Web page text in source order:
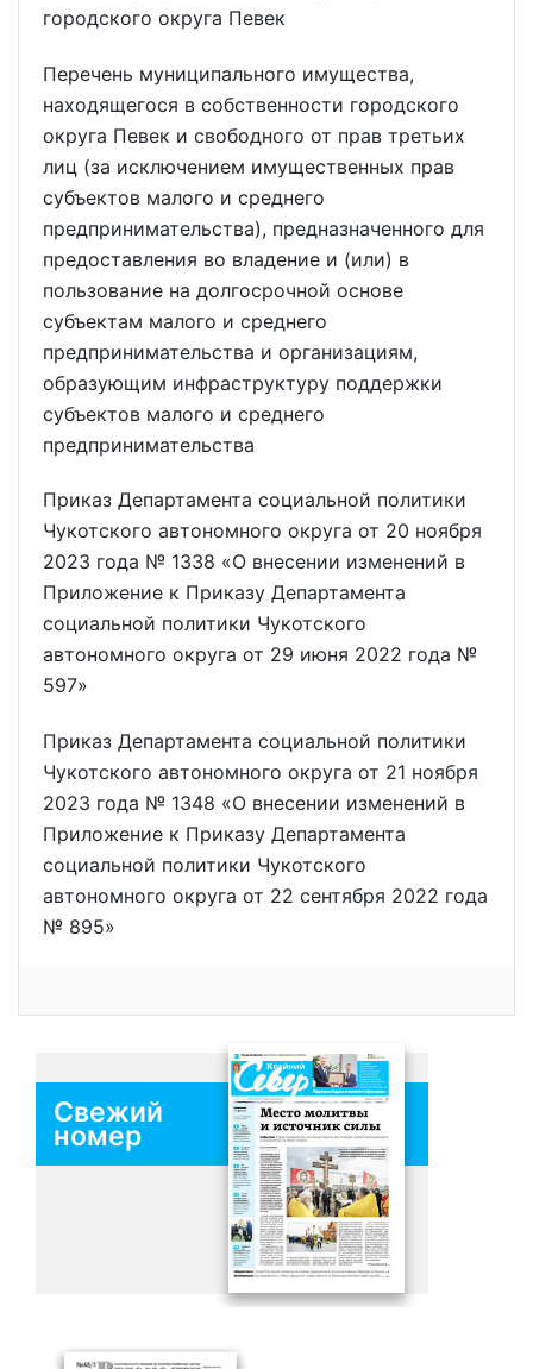
городского округа Певек
Перечень муниципального имущества,
находящегося в собственности городского
округа Певек и свободного от прав третьих
лиц (за исключением имущественных прав
субъектов малого и среднего
предпринимательства), предназначенного для
предоставления во владение и (или) в
пользование на долгосрочной основе
субъектам малого и среднего
предпринимательства и организациям,
образующим инфраструктуру поддержки
субъектов малого и среднего
предпринимательства
Приказ Департамента социальной политики
Чукотского автономного округа от 20 ноября
2023 года № 1338 «О внесении изменений в
Приложение к Приказу Департамента
социальной политики Чукотского
автономного округа от 29 июня 2022 года №
597»
Приказ Департамента социальной политики
Чукотского автономного округа от 21 ноября
2023 года № 1348 «О внесении изменений в
Приложение к Приказу Департамента
социальной политики Чукотского
автономного округа от 22 сентября 2022 года
№ 895»
Свежий
номер